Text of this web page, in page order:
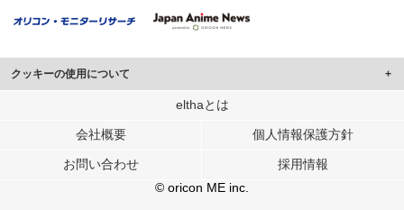
クッキーの使用について
このサイトでは Cookie を使用して、ユーザーに合わせたコンテンツや広告の
行っています。
メディアや広告配信、データ解析の各パートナーに提供しています。
各パートナーは、この情報とユーザーが各パートナーに提供した他の情報や、
ユーザーが各パートナーのサービスを使用したときに収集した他の情報を組み
elthaとは
会社概要 個人情報保護方針
お問い合わせ
採用情報
© oricon ME inc.